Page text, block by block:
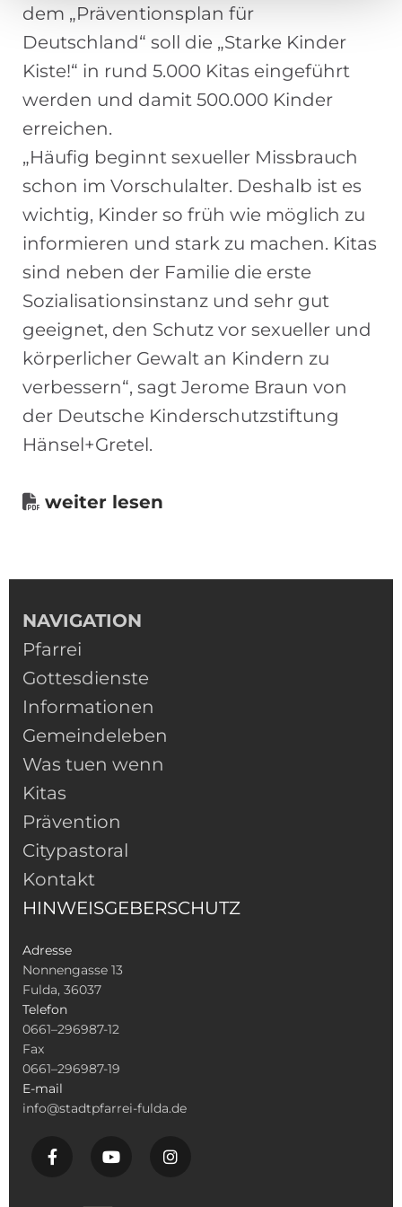
dem „Präventionsplan für
Deutschland“ soll die „Starke Kinder
Kiste!“ in rund 5.000 Kitas eingeführt
werden und damit 500.000 Kinder
erreichen.
„Häufig beginnt sexueller Missbrauch
schon im Vorschulalter. Deshalb ist es
wichtig, Kinder so früh wie möglich zu
informieren und stark zu machen. Kitas
sind neben der Familie die erste
Sozialisationsinstanz und sehr gut
geeignet, den Schutz vor sexueller und
körperlicher Gewalt an Kindern zu
verbessern“, sagt Jerome Braun von
der Deutsche Kinderschutzstiftung
Hänsel+Gretel.
 weiter lesen
NAVIGATION
Pfarrei
Gottesdienste
Informationen
Gemeindeleben
Was tuen wenn
Kitas
Prävention
Citypastoral
Kontakt
HINWEISGEBERSCHUTZ
Adresse
Nonnengasse 13
Fulda, 36037
Telefon
0661–296987-12
Fax
0661–296987-19
E-mail
info@stadtpfarrei-fulda.de